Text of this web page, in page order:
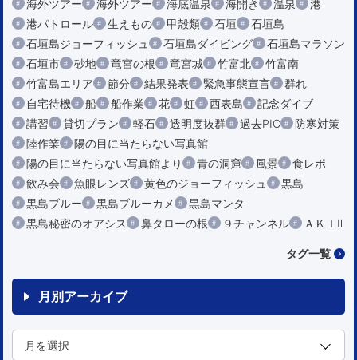
海外ツアー
海外ツアー 海底温泉 海開き 温泉
港
港パトロール
生えもの 甲殻類 石垣
石垣島
石垣島ジョーフィッシュ
石垣島ダイビング
石垣島マラソン
石垣市
砂地 竜宮の根 竜宮城 竹富北
竹富南
竹富島エリア
節分 結果発表 緊急事態宣言
群れ
自宅待機
船 船作業 花 虹 西表島
記念ダイブ
講習
貸切プラン 軽石 透明度抜群 過去PIC
防寒対策
陸作業
陽の目に当たらない写真館
陽の目に当たらない写真館より
青の洞窟 風景
食レポ
飲み会
魚眼レンズ 黄色のジョーフィッシュ
黒島
黒島ブルー
黒島ブルーカメ
黒島マンタ
黒島秘密のオアシス
鼻タローの根 ９チャンネル ＡＫＩⅡ
タグ一覧
月別アーカイブ